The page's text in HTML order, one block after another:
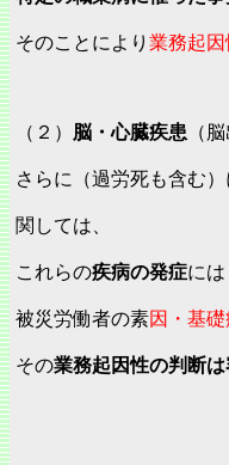
そのことにより 業務起
（２） 脳・心臓疾患 （
さらに（過労死も含む）
関しては、
これらの疾病の発症には
被災労働者の素因・基礎
その業務起因性の判断